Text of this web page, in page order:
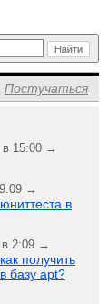
Постучаться
в 15:00 →
→
в
в 2:09 →
получить
базу apt?